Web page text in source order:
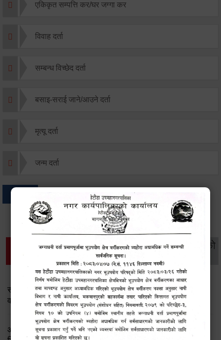
एकिकृत सम्पत्ति कर/घर जग्गा कर
विवाह दर्ता
सम्बन्ध विच्छेद दर्ता
बसाइ-सराई जाने/आउने दर्ता
मृत्यू दर्ता
जन्म दर्ता
थप विवरणहरु
सामाजिक सुरक्षा तथा
महिला
विकास
वातावरण
सूचनाको
सामाजिक सुरक्षा तथा पञ्जीकरण शाखा ( आ.व. २०८२/०८३ को
वार्षिक प्रगति प्रतिवेदन)
आ.व.२०८२।८३ को सामाजिक सुरक्षा भत्ता प्राप्त गर्ने लाभग्राहीको